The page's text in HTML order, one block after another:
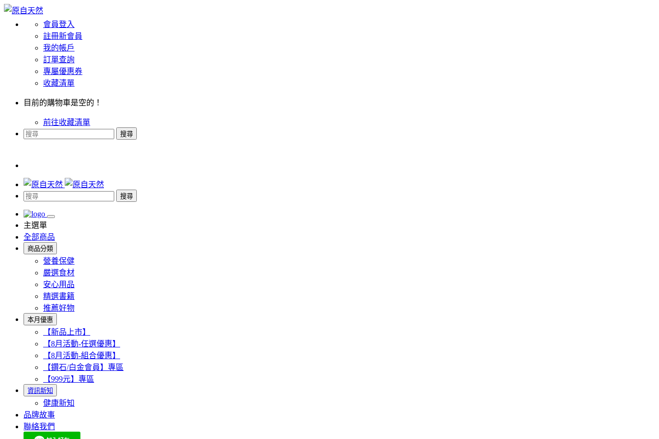
會員登入
註冊新會員
我的帳戶
訂單查詢
專屬優惠券
收藏清單
目前的購物車是空的！
前往收藏清單
搜尋
搜尋
主選單
全部商品
商品分類
營養保健
嚴選食材
安心用品
精選書籍
推薦好物
本月優惠
【新品上市】
【8月活動-任選優惠】
【8月活動-組合優惠】
【鑽石/白金會員】專區
【999元】專區
資訊新知
健康新知
品牌故事
聯絡我們